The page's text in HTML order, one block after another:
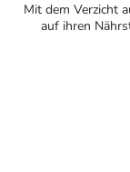
Mit dem Verzicht
auf ihren